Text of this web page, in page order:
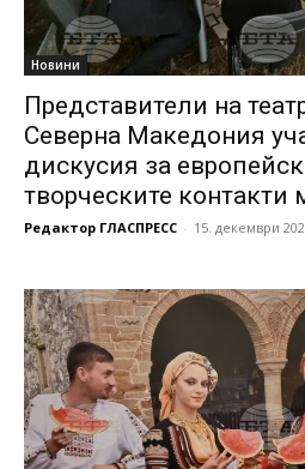
Новини
Представители на
Северна Македония
дискусия за
творческите контакти
Редактор ГЛАСПРЕСС - 15. декември